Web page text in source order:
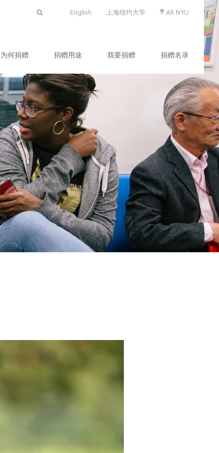
English 上海纽约大学 All NYU
为何捐赠 捐赠用途 我要捐赠 捐赠名录
Science
Public Health
of Mathematical Sciences
Individualized Study
of Arts and Science
of the Ancient World
School of Business
Graduate School
Engineering